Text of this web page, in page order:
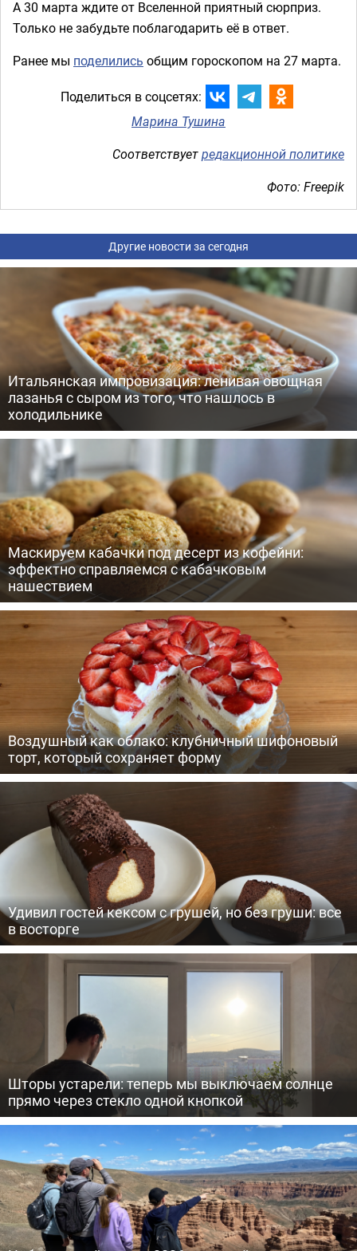
А 30 марта ждите от Вселенной приятный сюрприз.
Только не забудьте поблагодарить её в ответ.
Ранее мы поделились общим гороскопом на 27 марта.
Поделиться в соцсетях:
Марина Тушина
Соответствуетредакционной политике
Фото: Freepik
Другие новости за сегодня
Итальянская импровизация: ленивая овощная
лазанья с сыром из того, что нашлось в
холодильнике
Маскируем кабачки под десерт из кофейни:
эффектно справляемся с кабачковым
нашествием
Воздушный как облако: клубничный шифоновый
торт, который сохраняет форму
Удивил гостей кексом с грушей, но без груши: все
в восторге
Шторы устарели: теперь мы выключаем солнце
прямо через стекло одной кнопкой